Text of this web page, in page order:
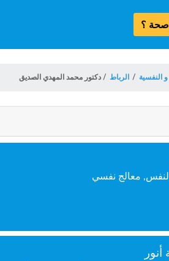
صحة ؟
النفسية / الرباط / دكتور محمد المهدي الصديق
معالج نفسي